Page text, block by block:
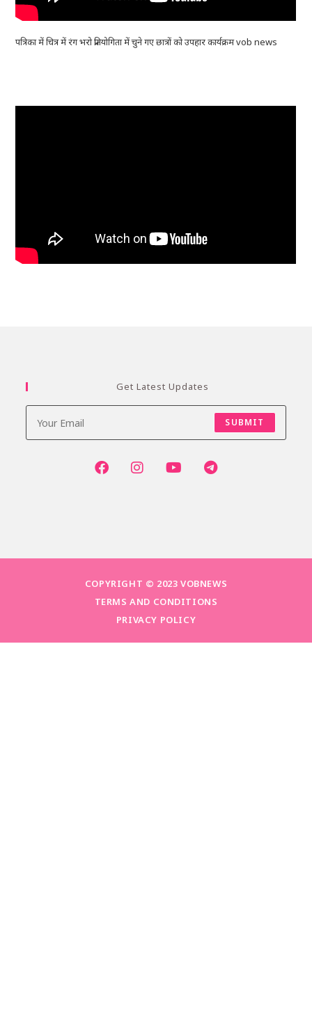
पत्रिका में चित्र में रंग भरो प्रतियोगिता में चुने गए छात्रों को उपहार कार्यक्रम vob news
Get Latest Updates
SUBMIT
COPYRIGHT © 2023 VOBNEWS
TERMS AND CONDITIONS
PRIVACY POLICY